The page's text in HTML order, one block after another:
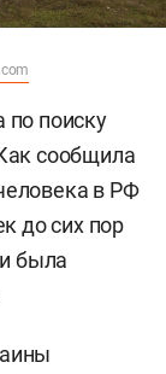
по поиску
сообщила
в РФ
до сих пор
была